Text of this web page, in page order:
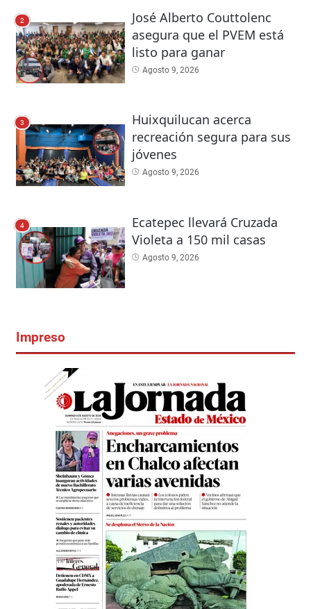
2
José Alberto Couttolenc
asegura que el PVEM está
listo para ganar
Agosto 9, 2026
3
Huixquilucan acerca
recreación segura para sus
jóvenes
Agosto 9, 2026
4
Ecatepec llevará Cruzada
Violeta a 150 mil casas
Agosto 9, 2026
Impreso